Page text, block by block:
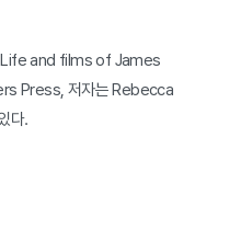
Life and films of James
Press, 저자는 Rebecca
다.